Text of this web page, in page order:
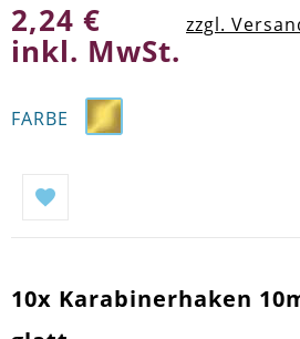
2,24 €
inkl. MwSt.
zzgl.
FARBE
10x Karabinerhaken